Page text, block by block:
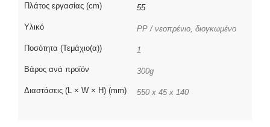
Πλάτος εργασίας (cm) 55
Υλικό PP / νεοπρένιο, διογκωμένο
Ποσότητα (Τεμάχιο(α)) 1
Βάρος ανά προϊόν 300g
Διαστάσεις (L × W × H) (mm) 550 x 45 x 140